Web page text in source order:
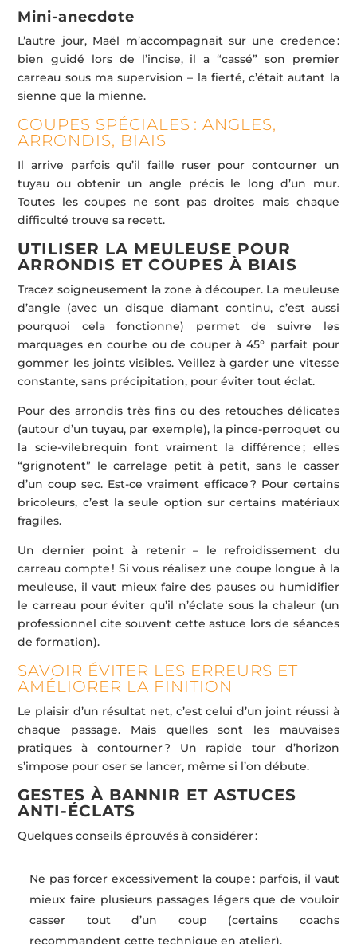
Mini-anecdote
L’autre jour, Maël m’accompagnait sur une credence :
bien guidé lors de l’incise, il a “cassé” son premier
carreau sous ma supervision – la fierté, c’était autant la
sienne que la mienne.
COUPES SPÉCIALES : ANGLES,
ARRONDIS, BIAIS
Il arrive parfois qu’il faille ruser pour contourner un
tuyau ou obtenir un angle précis le long d’un mur.
Toutes les coupes ne sont pas droites mais chaque
difficulté trouve sa recett.
UTILISER LA MEULEUSE POUR
ARRONDIS ET COUPES À BIAIS
Tracez soigneusement la zone à découper. La meuleuse
d’angle (avec un disque diamant continu, c’est aussi
pourquoi cela fonctionne) permet de suivre les
marquages en courbe ou de couper à 45° parfait pour
gommer les joints visibles. Veillez à garder une vitesse
constante, sans précipitation, pour éviter tout éclat.
Pour des arrondis très fins ou des retouches délicates
(autour d’un tuyau, par exemple), la pince-perroquet ou
la scie-vilebrequin font vraiment la différence ; elles
“grignotent” le carrelage petit à petit, sans le casser
d’un coup sec. Est-ce vraiment efficace ? Pour certains
bricoleurs, c’est la seule option sur certains matériaux
fragiles.
Un dernier point à retenir – le refroidissement du
carreau compte ! Si vous réalisez une coupe longue à la
meuleuse, il vaut mieux faire des pauses ou humidifier
le carreau pour éviter qu’il n’éclate sous la chaleur (un
professionnel cite souvent cette astuce lors de séances
de formation).
SAVOIR ÉVITER LES ERREURS ET
AMÉLIORER LA FINITION
Le plaisir d’un résultat net, c’est celui d’un joint réussi à
chaque passage. Mais quelles sont les mauvaises
pratiques à contourner ? Un rapide tour d’horizon
s’impose pour oser se lancer, même si l’on débute.
GESTES À BANNIR ET ASTUCES
ANTI-ÉCLATS
Quelques conseils éprouvés à considérer :
Ne pas forcer excessivement la coupe : parfois, il vaut
mieux faire plusieurs passages légers que de vouloir
casser tout d’un coup (certains coachs
recommandent cette technique en atelier).